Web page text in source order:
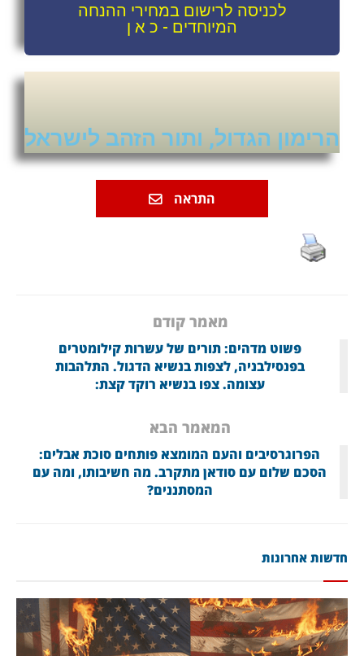
לכניסה לרישום במחירי ההנחה
המיוחדים - כ א ן
הרימון הגדול, ותור הזהב לישראל
התראה
מאמר קודם
פשוט מדהים: תורים של עשרות קילומטרים
בפנסילבניה, לצפות בנשיא הדגול. התלהבות
עצומה. צפו בנשיא רוקד קצת:
המאמר הבא
הפרוגרסיבים והעם המומצא פותחים סוכת אבלים:
הסכם שלום עם סודאן מתקרב. מה חשיבותו, ומה עם
המסתננים?
חדשות אחרונות